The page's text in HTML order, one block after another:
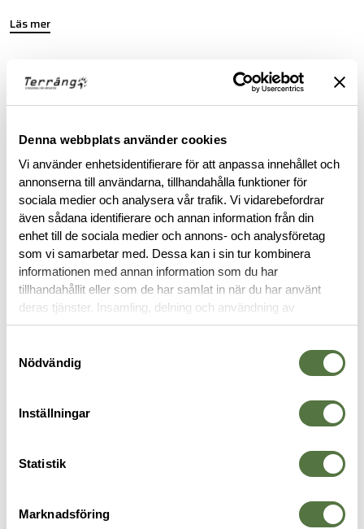
Denna webbplats använder cookies
Vi använder enhetsidentifierare för att anpassa innehållet och
annonserna till användarna, tillhandahålla funktioner för
sociala medier och analysera vår trafik. Vi vidarebefordrar
även sådana identifierare och annan information från din
enhet till de sociala medier och annons- och analysföretag
som vi samarbetar med. Dessa kan i sin tur kombinera
informationen med annan information som du har
tillhandahållit eller som de har samlat in när du har använt
deras tjänster. Insamling, delning och användning av
personuppgifter kan användas för personalisering av
Nödvändig
Inställningar
Statistik
Marknadsföring
Läs mer
BESKRIVNING
RECENSIONER
OM VARUMÄRKET
RYGGSÄCKAR
2 995 kr
Essential Pack MKII IRR